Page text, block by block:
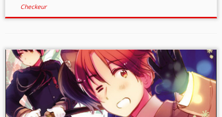
Checkeur